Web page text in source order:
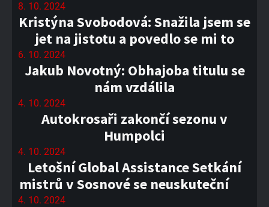
8. 10. 2024
Kristýna Svobodová: Snažila jsem se
jet na jistotu a povedlo se mi to
6. 10. 2024
Jakub Novotný: Obhajoba titulu se
nám vzdálila
4. 10. 2024
Autokrosaři zakončí sezonu v
Humpolci
4. 10. 2024
Letošní Global Assistance Setkání
mistrů v Sosnové se neuskuteční
4. 10. 2024